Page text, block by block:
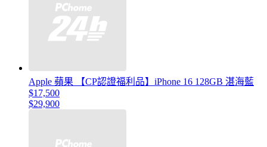
Apple 蘋果 【CP認證福利品】iPhone 16 128GB 湛海藍
$17,500
$29,900